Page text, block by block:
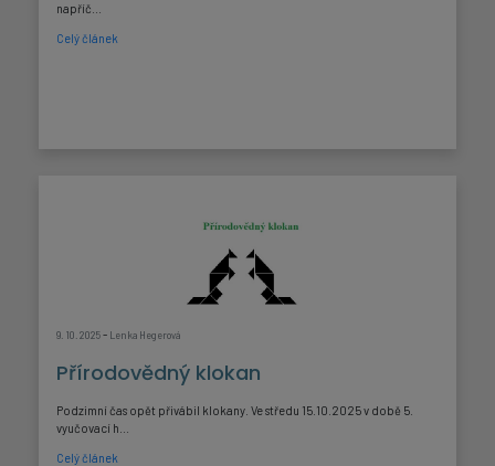
napříč...
Celý článek
9. 10. 2025- Lenka Hegerová
Přírodovědný klokan
Podzimní čas opět přivábil klokany. Ve středu 15.10.2025 v době 5.
vyučovací h...
Celý článek